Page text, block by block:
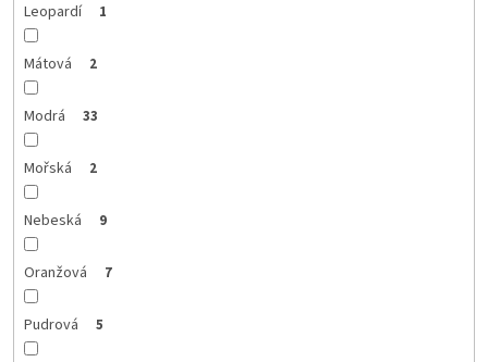
Leopardí 1
Mátová 2
Modrá 33
Mořská 2
Nebeská 9
Oranžová 7
Pudrová 5